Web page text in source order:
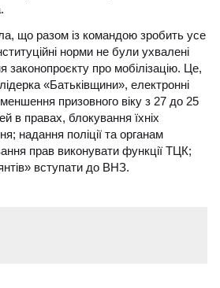
що разом із командою зробить усе
норми не були ухвалені
законопроєкту про мобілізацію. Це,
«Батьківщини», електронні
призовного віку з 27 до 25
в правах, блокування їхніх
надання поліції та органам
прав виконувати функції ТЦК;
вступати до ВНЗ.